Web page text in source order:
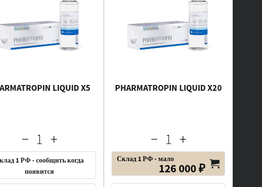
LIQUID X5
1 РФ - сообщить когда
появится
PHARMATROPIN LIQUID X20
Склад 1 РФ - мало
126 000 ₽